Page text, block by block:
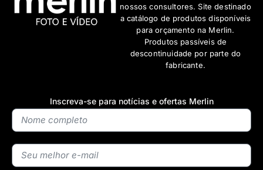
Inscreva-se para notícias e ofertas Merlin
nossos consultores. Site destinado
a catálogo de produtos disponíveis
para orçamento na Merlin.
Produtos passíveis de
descontinuidade por parte do
fabricante.